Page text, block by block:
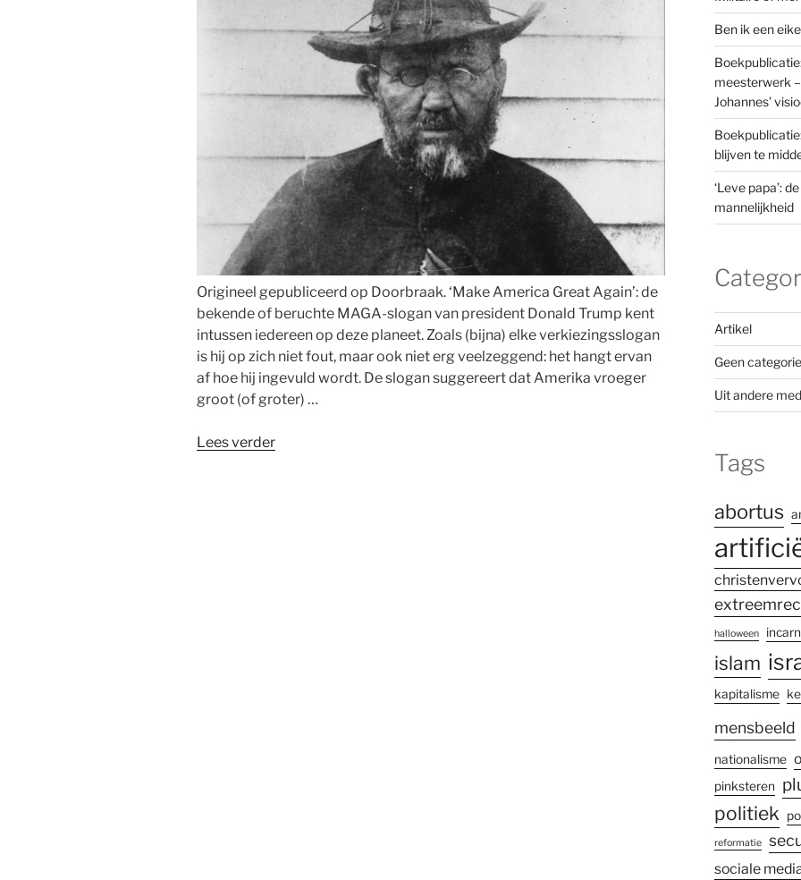
Origineel gepubliceerd op Doorbraak. ‘Make America Great Again’: de
bekende of beruchte MAGA-slogan van president Donald Trump kent
intussen iedereen op deze planeet. Zoals (bijna) elke verkiezingsslogan
is hij op zich niet fout, maar ook niet erg veelzeggend: het hangt ervan
af hoe hij ingevuld wordt. De slogan suggereert dat Amerika vroeger
groot (of groter) …
Lees verder“Make
Ben ik een
meesterwerk
Johannes’
blijven te
‘Leve papa’:
mannelijkheid
Artikel
Geen categorie
Uit andere
Tags
abortus
halloween
islam
kapitalisme
mensbeeld
nationalisme
pinksteren
politiek
reformatie
sociale